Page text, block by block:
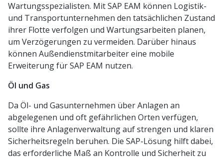
Wartungsspezialisten. Mit SAP EAM können Logistik-
und Transportunternehmen den tatsächlichen Zustand
ihrer Flotte verfolgen und Wartungsarbeiten planen,
um Verzögerungen zu vermeiden. Darüber hinaus
können Außendienstmitarbeiter eine mobile
Erweiterung für SAP EAM nutzen.
Öl und Gas
Da Öl- und Gasunternehmen über Anlagen an
abgelegenen und oft gefährlichen Orten verfügen,
sollte ihre Anlagenverwaltung auf strengen und klaren
Sicherheitsregeln beruhen. Die SAP-Lösung hilft dabei,
das erforderliche Maß an Kontrolle und Sicherheit zu